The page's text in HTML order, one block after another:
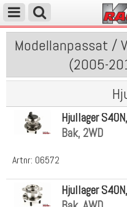
Modellanpassat /
(2005-
Artnr: 06572
Hjullager
Bak, 2WD
Hjullager